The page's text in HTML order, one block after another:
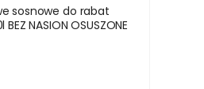
sosnowe do rabat
NASION OSUSZONE